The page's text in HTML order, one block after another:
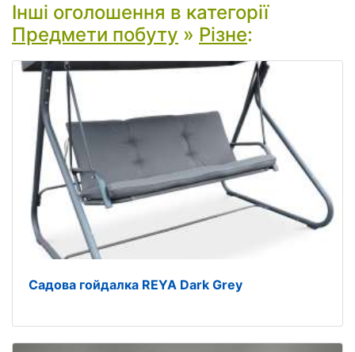
Інші оголошення в категорії
Предмети побуту » Різне:
Садова гойдалка REYA Dark Grey